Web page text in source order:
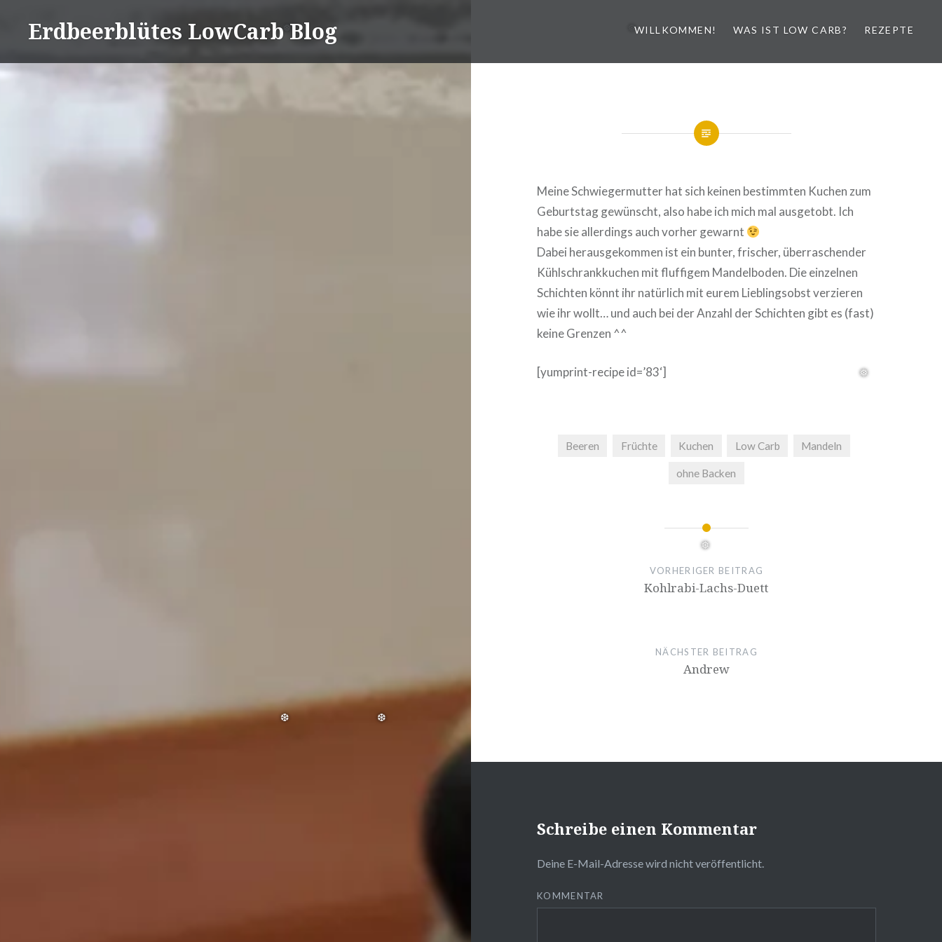
Erdbeerblütes LowCarb Blog WILLKOMMEN! WAS IST LOW CARB? REZEPTE
Meine Schwiegermutter hat sich keinen bestimmten Kuchen zum
Geburtstag gewünscht, also habe ich mich mal ausgetobt. Ich
habe sie allerdings auch vorher gewarnt
Dabei herausgekommen ist ein bunter, frischer, überraschender
Kühlschrankkuchen mit fluffigem Mandelboden. Die einzelnen
Schichten könnt ihr natürlich mit eurem Lieblingsobst verzieren
wie ihr wollt… und auch bei der Anzahl der Schichten gibt es (fast)
keine Grenzen ^^
[yumprint-recipe id=’83‘]
Beeren Früchte Kuchen Low Carb Mandeln
ohne Backen
VORHERIGER BEITRAG
Kohlrabi-Lachs-Duett
NÄCHSTER BEITRAG
Andrew
Schreibe einen Kommentar
Deine E-Mail-Adresse wird nicht veröffentlicht.
KOMMENTAR